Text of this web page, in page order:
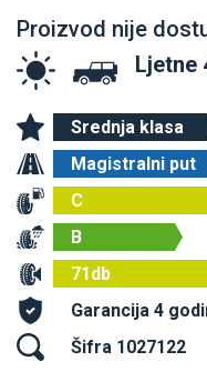
Proizvod nije
Ljetne
Srednja klasa
Magistralni put
C
B
71db
Garancija 4
Šifra 1027122